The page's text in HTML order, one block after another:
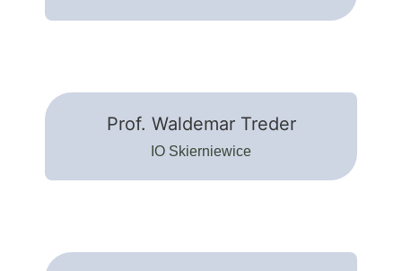
Prof. Waldemar Treder
IO Skierniewice